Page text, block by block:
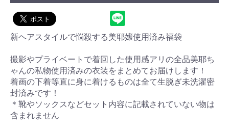
新ヘアスタイルで悩殺する美耶嬢使用済み福袋
撮影やプライベートで着回した使用感アリの全品美耶ち
ゃんの私物使用済みの衣装をまとめてお届けします！
着画の下着等直に身に着けるものは全て生脱ぎ未洗濯密
封済みです！
＊靴やソックスなどセット内容に記載されていない物は
含まれません